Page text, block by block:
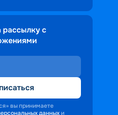
с
вы принимаете
данных и